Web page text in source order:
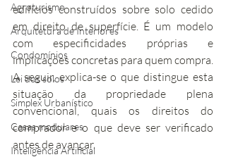
Agroturismo
Arquitetura de Interiores
Condomínios
Lei dos solos
Simplex Urbanístico
Casas modulares
Inteligência Artificial
edifícios construídos sobre solo cedido
em direito de superfície. É um modelo
com especificidades próprias e
implicações concretas para quem compra.
A seguir, explica-se o que distingue esta
situação da propriedade plena
convencional, quais os direitos do
comprador e o que deve ser verificado
antes de avançar.